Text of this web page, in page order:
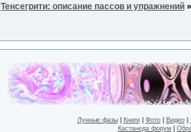
Тенсегрити: описание пассов и упражнений »
Лунные фазы| Книги| Фото| Видео|
Кастанеда форум |